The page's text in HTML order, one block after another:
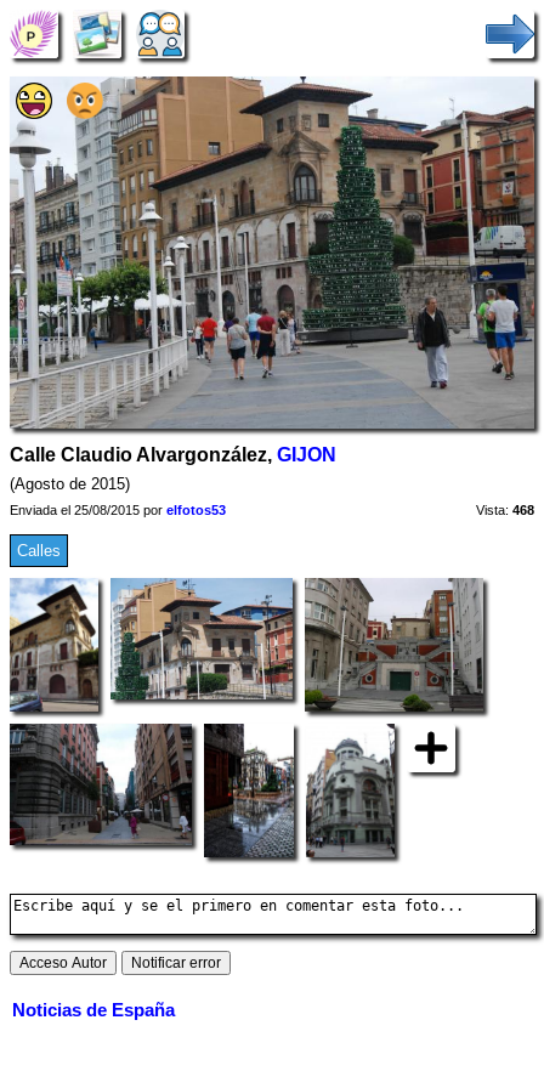
Calle Claudio Alvargonzález, GIJON
(Agosto de 2015)
Enviada el 25/08/2015 por elfotos53 Vista: 468
Calles
Noticias de España